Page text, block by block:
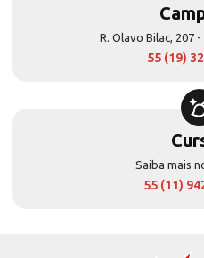
R. Olavo Bilac, 207
55 (19)
Saiba mais
55 (11)